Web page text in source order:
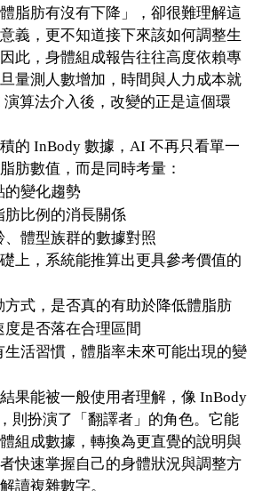
脂肪有沒有下降」，卻很難理解這
義，更不知道接下來該如何調整生
此，身體組成報告往往高度依賴專
量測人數增加，時間與人力成本就
算法介入後，改變的正是這個環
的 InBody 數據，AI 不再只看單一
肪數值，而是同時考量：
的變化趨勢
肪比例的消長關係
、體型族群的數據對照
上，系統能推算出更具參考價值的
方式，是否真的有助於降低體脂肪
度是否落在合理區間
生活習慣，體脂率未來可能出現的變
果能被一般使用者理解，像 InBody
則扮演了「翻譯者」的角色。它能
組成數據，轉換為更直覺的說明與
快速掌握自己的身體狀況與調整方
讀複雜數字。